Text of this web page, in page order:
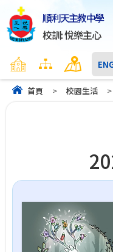
順利天主教中學
校訓: 悅樂主心
主頁 網頁地圖 聯絡我
首頁 > 校園生活 >